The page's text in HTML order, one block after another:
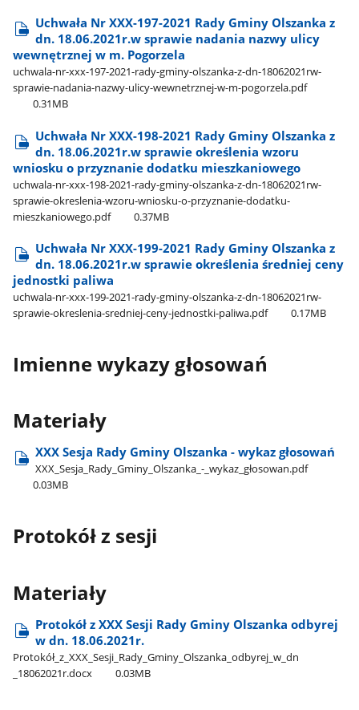
Uchwała Nr XXX-197-2021 Rady Gminy Olszanka z
dn. 18.06.2021r.w sprawie nadania nazwy ulicy
wewnętrznej w m. Pogorzela
uchwala-nr-xxx-197-2021-rady-gminy-olszanka-z-dn-18062021rw-
sprawie-nadania-nazwy-ulicy-wewnetrznej-w-m-pogorzela.pdf
0.31MB
Uchwała Nr XXX-198-2021 Rady Gminy Olszanka z
dn. 18.06.2021r.w sprawie określenia wzoru
wniosku o przyznanie dodatku mieszkaniowego
uchwala-nr-xxx-198-2021-rady-gminy-olszanka-z-dn-18062021rw-
sprawie-okreslenia-wzoru-wniosku-o-przyznanie-dodatku-
mieszkaniowego.pdf
0.37MB
Uchwała Nr XXX-199-2021 Rady Gminy Olszanka z
dn. 18.06.2021r.w sprawie określenia średniej ceny
jednostki paliwa
uchwala-nr-xxx-199-2021-rady-gminy-olszanka-z-dn-18062021rw-
sprawie-okreslenia-sredniej-ceny-jednostki-paliwa.pdf
0.17MB
Imienne wykazy głosowań
Materiały
XXX Sesja Rady Gminy Olszanka - wykaz głosowań
XXX​_Sesja​_Rady​_Gminy​_Olszanka​_-​_wykaz​_głosowan.pdf
0.03MB
Protokół z sesji
Materiały
Protokół z XXX Sesji Rady Gminy Olszanka odbyrej
w dn. 18.06.2021r.
Protokół​_z​_XXX​_Sesji​_Rady​_Gminy​_Olszanka​_odbyrej​_w​_dn​
_18062021r.docx
0.03MB